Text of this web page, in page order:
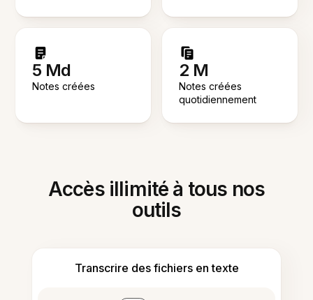
5 Md
Notes créées
2 M
Notes créées
quotidiennement
Accès illimité à tous nos
outils
Transcrire des fichiers en texte